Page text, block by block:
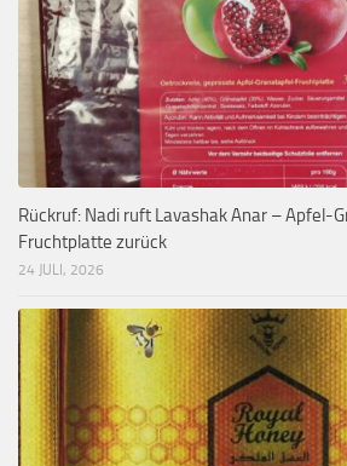
Rückruf: Nadi ruft Lavashak Anar – Apfel-
Fruchtplatte zurück
24 JULI, 2026